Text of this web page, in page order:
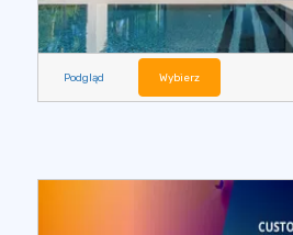
Podgląd Wybierz